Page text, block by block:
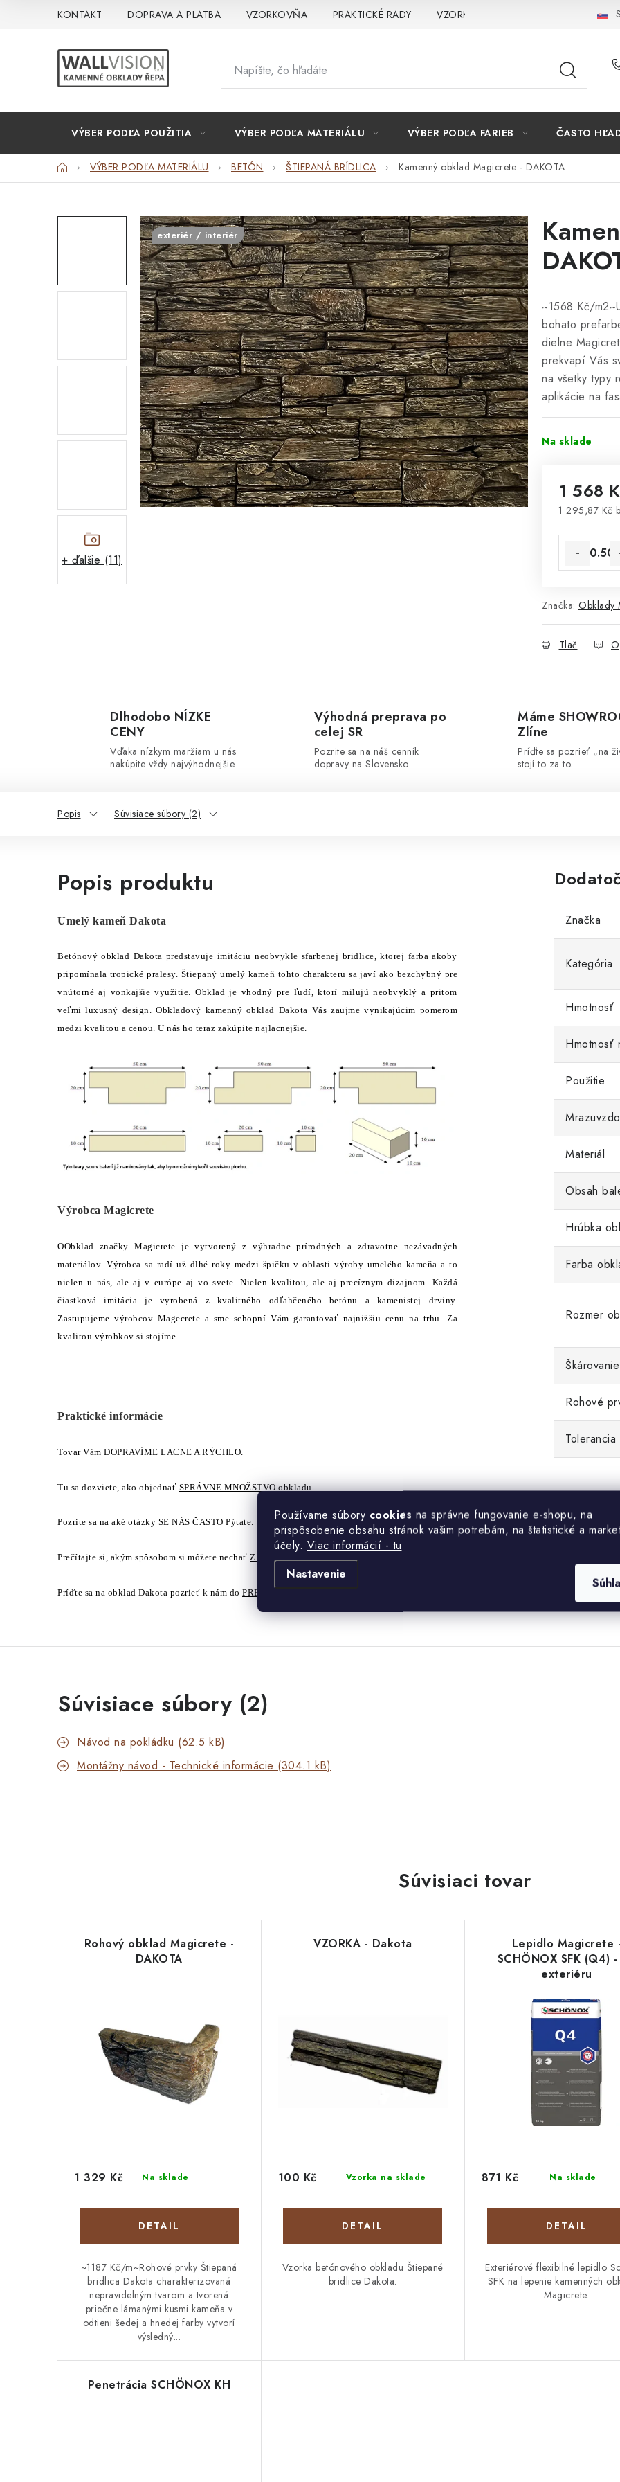
Používame súbory cookies na správne fungovanie e-shopu, na
prispôsobenie obsahu stránok vašim potrebám, na štatistické a
účely. Viac informácií - tu
Nastavenie
KONTAKT DOPRAVA A PLATBA VZORKOVŇA PRAKTICKÉ RADY VZORKA PREČO
VÝBER PODĽA POUŽITIA VÝBER PODĽA MATERIÁLU VÝBER PODĽA FARIEB ČASTO
DomovVÝBER PODĽA MATERIÁLU BETÓN ŠTIEPANÁ BRÍDLICA Kamenný obklad Magicrete - DAKOTA
+ ďalšie (11)
~1568 Kč/
bohato
dielne
prekvapí Vás
na všetky typy
aplikácie na
Na sklade
1 568
1 295,87 Kč
Značka: Obklady
Tlač
exteriér / interiér
Dlhodobo NÍZKE
CENY
Vďaka nízkym maržiam u nás
nakúpite vždy najvýhodnejšie.
Výhodná preprava po
celej SR
Pozrite sa na náš cenník
dopravy na Slovensko
Máme
Zlíne
Príďte sa pozrieť „na
stojí to za to.
Popis Súvisiace súbory (2)
Popis produktu
Umelý kameň Dakota
Betónový obklad Dakota predstavuje imitáciu neobvykle sfarbenej bridlice, ktorej farba akoby
pripomínala tropické pralesy. Štiepaný umelý kameň tohto charakteru sa javí ako bezchybný pre
vnútorné aj vonkajšie využitie. Obklad je vhodný pre ľudí, ktorí milujú neobvyklý a pritom
veľmi luxusný design. Obkladový kamenný obklad Dakota Vás zaujme vynikajúcim pomerom
medzi kvalitou a cenou. U nás ho teraz zakúpite najlacnejšie.
Výrobca Magicrete
OObklad značky Magicrete je vytvorený z výhradne prírodných a zdravotne nezávadných
materiálov. Výrobca sa radí už dlhé roky medzi špičku v oblasti výroby umelého kameňa a to
nielen u nás, ale aj v európe aj vo svete. Nielen kvalitou, ale aj precíznym dizajnom. Každá
čiastková imitácia je vyrobená z kvalitného odľahčeného betónu a kamenistej drviny.
Zastupujeme výrobcov Magecrete a sme schopní Vám garantovať najnižšiu cenu na trhu. Za
kvalitou výrobkov si stojíme.
Praktické informácie
Tovar Vám DOPRAVÍME LACNE A RÝCHLO.
Tu sa dozviete, ako objednať SPRÁVNE MNOŽSTVOobkladu.
Pozrite sa na aké otázky SE NÁS ČASTO Pýtate.
Prečítajte si, akým spôsobom si môžete nechať ZASLAŤ ZADARMO VZOROK
Príďte sa na obklad Dakota pozrieť k nám do PREDAJNE KAMENNÝCH OBKLADOV ZLÍN
Značka
Kategória
Hmotnosť
Hmotnosť
Použitie
Materiál
Obsah
Hrúbka
Farba
Rozmer
Škárovanie
Rohové
Súvisiace súbory (2)
Návod na pokládku (62.5 kB)
Montážny návod - Technické informácie (304.1 kB)
Súvisiaci tovar
Rohový obklad Magicrete -
DAKOTA
Na sklade
1 329 Kč
DETAIL
~1187 Kč/m~Rohové prvky Štiepaná
bridlica Dakota charakterizovaná
nepravidelným tvarom a tvorená
priečne lámanými kusmi kameňa v
odtieni šedej a hnedej farby vytvorí
výsledný...
VZORKA - Dakota
Vzorka na sklade
100 Kč
DETAIL
Vzorka betónového obkladu Štiepané
bridlice Dakota.
Lepidlo Magicrete
SCHÖNOX SFK (Q4)
exteriéru
Na sklade
871 Kč
DETAIL
Exteriérové flexibilné lepidlo
SFK na lepenie kamenných
Magicrete.
Penetrácia SCHÖNOX KH